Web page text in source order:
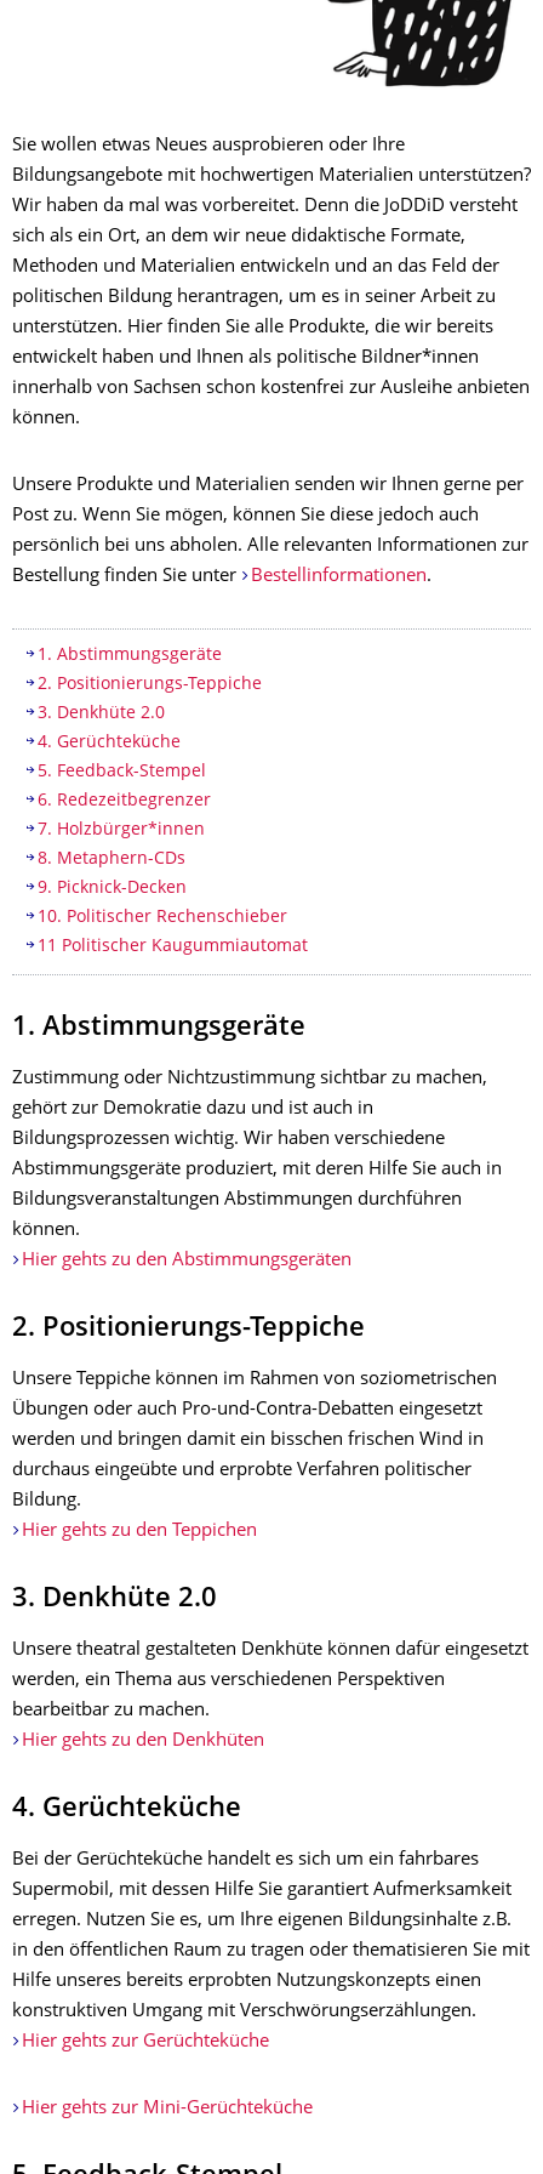
Sie wollen etwas Neues ausprobieren oder Ihre
Bildungsangebote mit hochwertigen Materialien unterstützen?
Wir haben da mal was vorbereitet. Denn die JoDDiD versteht
sich als ein Ort, an dem wir neue didaktische Formate,
Methoden und Materialien entwickeln und an das Feld der
politischen Bildung herantragen, um es in seiner Arbeit zu
unterstützen. Hier finden Sie alle Produkte, die wir bereits
entwickelt haben und Ihnen als politische Bildner*innen
innerhalb von Sachsen schon kostenfrei zur Ausleihe anbieten
können.
Unsere Produkte und Materialien senden wir Ihnen gerne per
Post zu. Wenn Sie mögen, können Sie diese jedoch auch
persönlich bei uns abholen. Alle relevanten Informationen zur
Bestellung finden Sie unter
Bestellinformationen.
Inhaltsverzeichnis
1. Abstimmungsgeräte
2. Positionierungs-Teppiche
3. Denkhüte 2.0
4. Gerüchteküche
5. Feedback-Stempel
6. Redezeitbegrenzer
7. Holzbürger*innen
8. Metaphern-CDs
9. Picknick-Decken
10. Politischer Rechenschieber
11 Politischer Kaugummiautomat
1. Abstimmungsgeräte
Zustimmung oder Nichtzustimmung sichtbar zu machen,
gehört zur Demokratie dazu und ist auch in
Bildungsprozessen wichtig. Wir haben verschiedene
Abstimmungsgeräte produziert, mit deren Hilfe Sie auch in
Bildungsveranstaltungen Abstimmungen durchführen
können.
Hier gehts zu den Abstimmungsgeräten
2. Positionierungs-Teppiche
Unsere Teppiche können im Rahmen von soziometrischen
Übungen oder auch Pro-und-Contra-Debatten eingesetzt
werden und bringen damit ein bisschen frischen Wind in
durchaus eingeübte und erprobte Verfahren politischer
Bildung.
Hier gehts zu den Teppichen
3. Denkhüte 2.0
Unsere theatral gestalteten Denkhüte können dafür eingesetzt
werden, ein Thema aus verschiedenen Perspektiven
bearbeitbar zu machen.
Hier gehts zu den Denkhüten
4. Gerüchteküche
Bei der Gerüchteküche handelt es sich um ein fahrbares
Supermobil, mit dessen Hilfe Sie garantiert Aufmerksamkeit
erregen. Nutzen Sie es, um Ihre eigenen Bildungsinhalte z.B.
in den öffentlichen Raum zu tragen oder thematisieren Sie mit
Hilfe unseres bereits erprobten Nutzungskonzepts einen
konstruktiven Umgang mit Verschwörungserzählungen.
Hier gehts zur Gerüchteküche
Hier gehts zur Mini-Gerüchteküche